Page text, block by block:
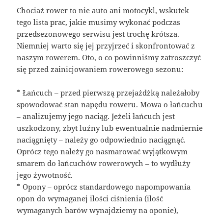
Chociaż rower to nie auto ani motocykl, wskutek
tego lista prac, jakie musimy wykonać podczas
przedsezonowego serwisu jest trochę krótsza.
Niemniej warto się jej przyjrzeć i skonfrontować z
naszym rowerem. Oto, o co powinniśmy zatroszczyć
się przed zainicjowaniem rowerowego sezonu:
* Łańcuch – przed pierwszą przejażdżką należałoby
spowodować stan napędu roweru. Mowa o łańcuchu
– analizujemy jego naciąg. Jeżeli łańcuch jest
uszkodzony, zbyt luźny lub ewentualnie nadmiernie
naciągnięty – należy go odpowiednio naciągnąć.
Oprócz tego należy go nasmarować wyjątkowym
smarem do łańcuchów rowerowych – to wydłuży
jego żywotność.
* Opony – oprócz standardowego napompowania
opon do wymaganej ilości ciśnienia (ilość
wymaganych barów wynajdziemy na oponie),